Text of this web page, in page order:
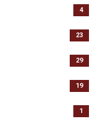
4
23
29
19
1